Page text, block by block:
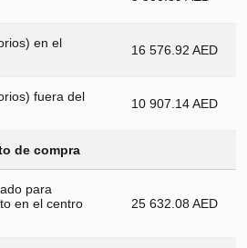
en el
16 576.92 AED
fuera del
10 907.14 AED
de compra
para
en el centro
25 632.08 AED